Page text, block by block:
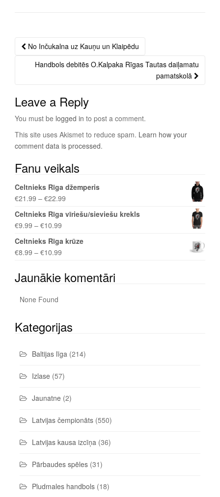
Post
navigation
No Inčukalna uz Kauņu un Klaipēdu
Handbols debitēs O.Kalpaka Rīgas Tautas daiļamatu
pamatskolā
Leave a Reply
You must be logged in to post a comment.
This site uses Akismet to reduce spam. Learn how your
comment data is processed.
Fanu veikals
Celtnieks Rīga džemperis
€21.99 – €22.99
Celtnieks Rīga vīriešu/sieviešu krekls
€9.99 – €10.99
Celtnieks Rīga krūze
€8.99 – €10.99
Jaunākie komentāri
None Found
Kategorijas
Baltijas līga (214)
Izlase (57)
Jaunatne (2)
Latvijas čempionāts (550)
Latvijas kausa izcīņa (36)
Pārbaudes spēles (31)
Pludmales handbols (18)